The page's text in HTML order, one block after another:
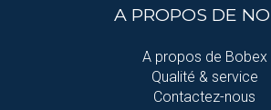
A PROPOS DE
A propos de Bobex
Qualité & service
Contactez-nous